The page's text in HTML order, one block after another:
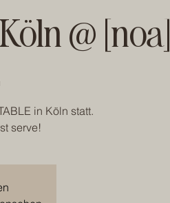
@ [noa]
in Köln statt.
serve!